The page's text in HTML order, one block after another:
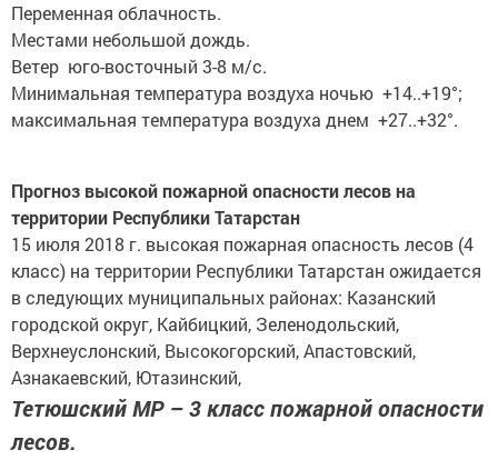
Переменная облачность.
Местами небольшой дождь.
Ветер юго-восточный 3-8 м/с.
Минимальная температура воздуха ночью +14..+19°;
максимальная температура воздуха днем +27..+32°.
Прогноз высокой пожарной опасности лесов на
территории Республики Татарстан
15 июля 2018 г. высокая пожарная опасность лесов (4
класс) на территории Республики Татарстан ожидается
в следующих муниципальных районах: Казанский
городской округ, Кайбицкий, Зеленодольский,
Верхнеуслонский, Высокогорский, Апастовский,
Азнакаевский, Ютазинский,
Тетюшский МР – 3 класс пожарной опасности
лесов.